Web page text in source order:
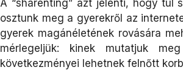
osztunk meg a gyerekről az
gyerek magánéletének rovására
mérlegeljük: kinek mutatjuk
következményei lehetnek felnőtt